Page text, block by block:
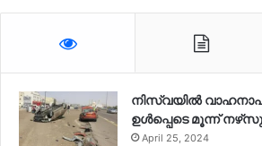
നിസ്‌വയിൽ
ഉള്‍പ്പെടെ മൂന്ന്
April 25, 2024